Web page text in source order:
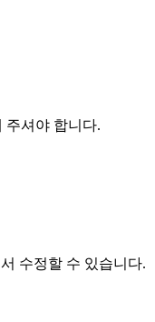
주셔야 합니다.
수정할 수 있습니다.